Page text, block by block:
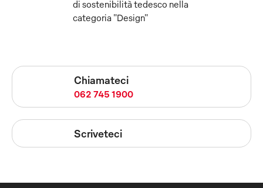
di sostenibilità tedesco nella
categoria "Design"
Chiamateci
062 745 1900
Scriveteci